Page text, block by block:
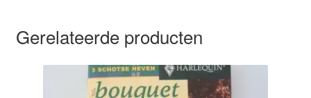
Gerelateerde producten